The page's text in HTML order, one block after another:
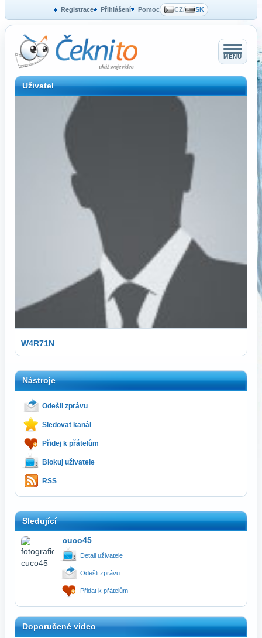
Registrace Přihlášení Pomoc CZ/ SK
MENU
Uživatel
W4R71N
Nástroje
Odešli zprávu
Sledovat kanál
Přidej k přátelům
Blokuj uživatele
RSS
Sledující
cuco45
Detail uživatele
Odešli zprávu
Přidat k přátelům
Doporučené video